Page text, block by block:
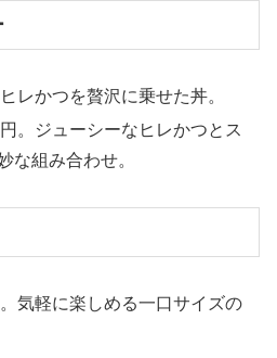
レかつを贅沢に乗せた丼。
。ジューシーなヒレかつとス
な組み合わせ。
気軽に楽しめる一口サイズの